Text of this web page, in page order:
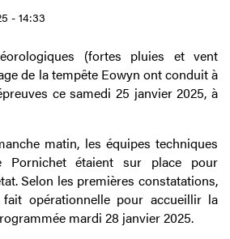
- 14:33
(fortes pluies et vent
de la tempête Eowyn ont conduit à
ce samedi 25 janvier 2025, à
matin, les équipes techniques
Pornichet étaient sur place pour
Selon les premières constatations,
opérationnelle pour accueillir la
mardi 28 janvier 2025.